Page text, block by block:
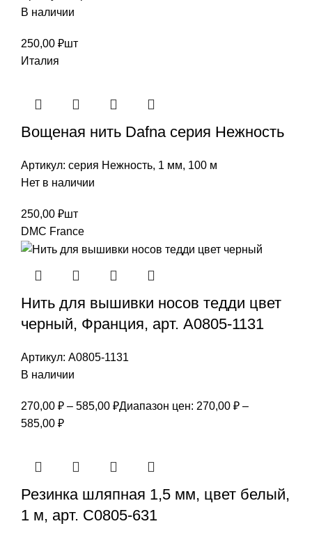
В наличии
250,00 ₽шт
Италия
Вощеная нить Dafna cерия Нежность
Артикул: серия Нежность, 1 мм, 100 м
Нет в наличии
250,00 ₽шт
DMC France
Нить для вышивки носов тедди цвет
черный, Франция, арт. А0805-1131
Артикул: А0805-1131
В наличии
270,00 ₽ – 585,00 ₽Диапазон цен: 270,00 ₽ –
585,00 ₽
Резинка шляпная 1,5 мм, цвет белый,
1 м, арт. С0805-631